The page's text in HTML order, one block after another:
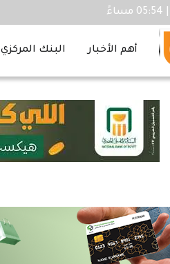
أهم الأخبار البنك المركزي